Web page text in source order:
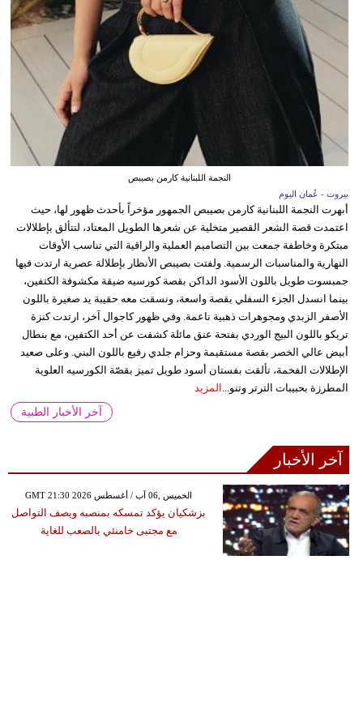
النجمة اللبنانية كارمن بصيبص
بيروت - عُمان اليوم
أبهرت النجمة اللبنانية كارمن بصيبص الجمهور مؤخراً بأحدث ظهور لها، حيث
اعتمدت قصة الشعر القصير متخلية عن شعرها الطويل المعتاد، لتتألق بإطلالات
مبتكرة وخاطفة جمعت بين التصاميم العملية والراقية التي تناسب الأوقات
النهارية والمناسبات الرسمية. ولفتت بصيبص الأنظار بإطلالة عصرية ارتدت فيها
جمبسوت طويل باللون الأسود الداكن بقصة كورسيه ضيقة مكشوفة الكتفين،
بينما انسدل الجزء السفلي بقصة واسعة، ونسقت معه حقيبة يد صغيرة باللون
الأصفر الزبدي ومجوهرات ذهبية ناعمة. وفي ظهور كاجوال آخر، ارتدت كنزة
تريكو باللون البيج الوردي بفتحة عنق مائلة كشفت عن أحد الكتفين، مع بنطال
أبيض عالي الخصر بقصة مستقيمة وحزام جلدي رفيع باللون البني. وعلى صعيد
الإطلالات الفخمة، تألقت بفستان أسود طويل تميز بقصّة الكورسيه العلوية
المطرزة بحبيبات الترتر وتنو... المزيد
آخر الأخبار الطبية
آخر الأخبار
GMT 21:30 2026 الخميس ,06 آب / أغسطس
بزشكيان يؤكد تمسكه بمنصبه ويصف التواصل
مع مجتبى خامنئي بالصعب للغاية